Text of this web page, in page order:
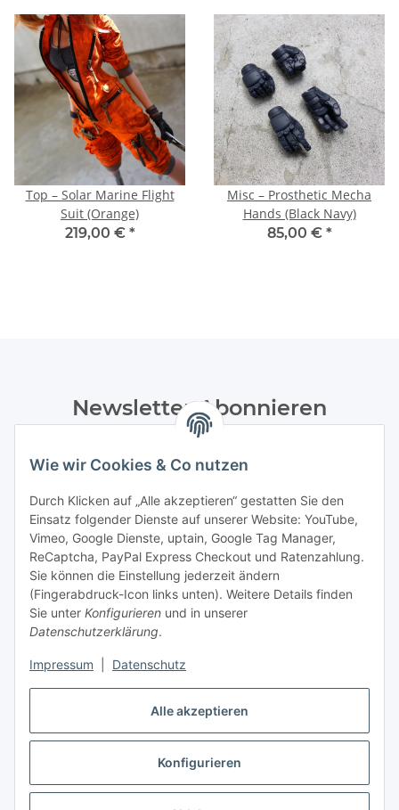
Alle akzeptieren
Konfigurieren
Wie wir Cookies & Co nutzen
Durch Klicken auf „Alle akzeptieren“ gestatten Sie den
Einsatz folgender Dienste auf unserer Website: YouTube,
Vimeo, Google Dienste, uptain, Google Tag Manager,
ReCaptcha, PayPal Express Checkout und Ratenzahlung.
Sie können die Einstellung jederzeit ändern
(Fingerabdruck-Icon links unten). Weitere Details finden
Sie unter Konfigurieren und in unserer
Datenschutzerklärung.
Impressum Datenschutz
Top – Solar Marine Flight
Suit (Orange)
219,00 € *
Misc – Prosthetic Mecha
Hands (Black Navy)
85,00 € *
Newsletter Abonnieren
Bitte senden Sie mir entsprechend Ihrer
Datenschutzerklärungregelmäßig und jederzeit widerruflich
Abonnieren
Newsletter Abonnieren
Informationen
Gesetzliche Informationen
Bestellung widerrufen